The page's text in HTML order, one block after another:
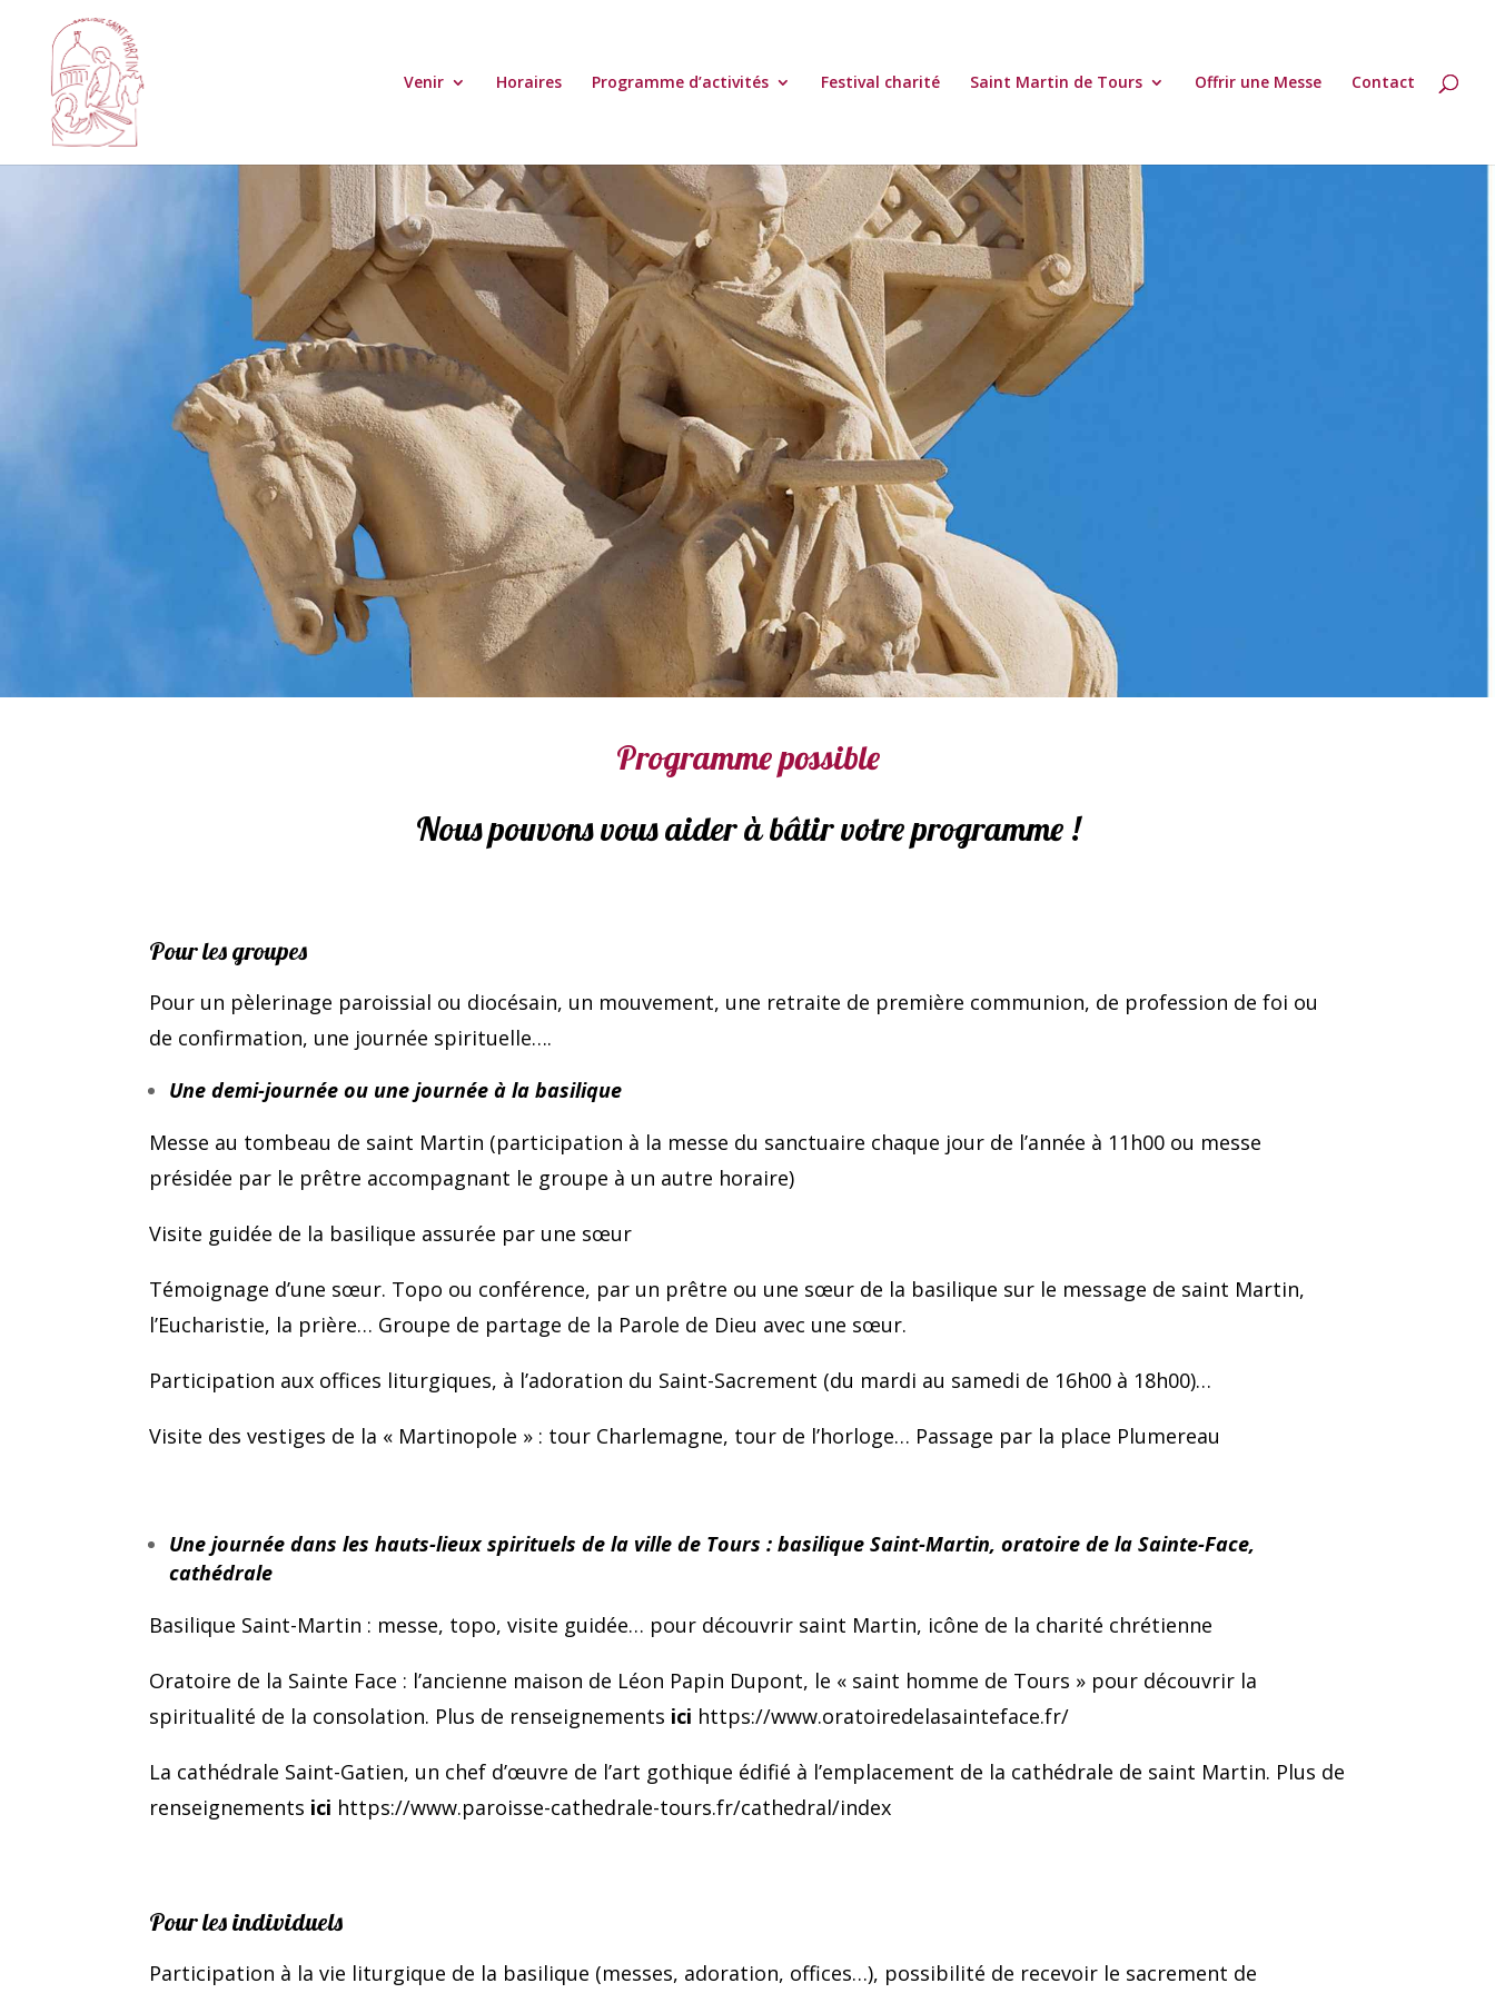
Venir Horaires Programme d’activités Festival charité Saint Martin de Tours Offrir une Messe Contact
Programme possible
Nous pouvons vous aider à bâtir votre programme !
Pour les groupes
Pour un pèlerinage paroissial ou diocésain, un mouvement, une retraite de première communion, de profession de foi ou
de confirmation, une journée spirituelle….
Une demi-journée ou une journée à la basilique
Messe au tombeau de saint Martin (participation à la messe du sanctuaire chaque jour de l’année à 11h00 ou messe
présidée par le prêtre accompagnant le groupe à un autre horaire)
Visite guidée de la basilique assurée par une sœur
Témoignage d’une sœur. Topo ou conférence, par un prêtre ou une sœur de la basilique sur le message de saint Martin,
l’Eucharistie, la prière… Groupe de partage de la Parole de Dieu avec une sœur.
Participation aux offices liturgiques, à l’adoration du Saint-Sacrement (du mardi au samedi de 16h00 à 18h00)…
Visite des vestiges de la « Martinopole » : tour Charlemagne, tour de l’horloge… Passage par la place Plumereau
Une journée dans les hauts-lieux spirituels de la ville de Tours : basilique Saint-Martin, oratoire de la Sainte-Face,
cathédrale
Basilique Saint-Martin : messe, topo, visite guidée… pour découvrir saint Martin, icône de la charité chrétienne
Oratoire de la Sainte Face : l’ancienne maison de Léon Papin Dupont, le « saint homme de Tours » pour découvrir la
spiritualité de la consolation. Plus de renseignements ici https://www.oratoiredelasainteface.fr/
La cathédrale Saint-Gatien, un chef d’œuvre de l’art gothique édifié à l’emplacement de la cathédrale de saint Martin. Plus de
renseignements ici https://www.paroisse-cathedrale-tours.fr/cathedral/index
Pour les individuels
Participation à la vie liturgique de la basilique (messes, adoration, offices…), possibilité de recevoir le sacrement de